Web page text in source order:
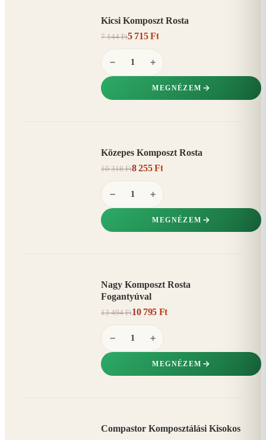
Kicsi Komposzt Rosta
7 144 Ft5 715 Ft
− +
MEGNÉZEM
Közepes Komposzt Rosta
10 318 Ft8 255 Ft
− +
MEGNÉZEM
Nagy Komposzt Rosta
Fogantyúval
13 494 Ft10 795 Ft
− +
MEGNÉZEM
Compastor Komposztálási Kisokos